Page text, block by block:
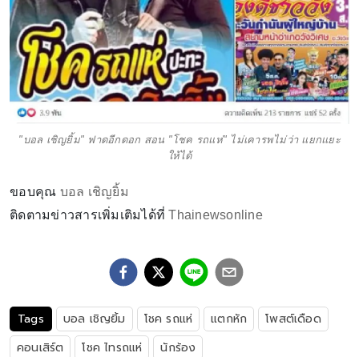
"บอล เชิญยิ้ม" ฟาดอีกดอก สอน "โชค รถแห่" ไม่เคารพไม่ว่า แยกแยะ
ให้ได้
ขอบคุณ บอล เชิญยิ้ม
ติดตามข่าวสารเพิ่มเติมได้ที่Thainewsonline
Tags บอล เชิญยิ้ม โชค รถแห่ แตกหัก
โพสต์เดือด
คอนเสิร์ต
โชค ไทรถแห่ นักร้อง